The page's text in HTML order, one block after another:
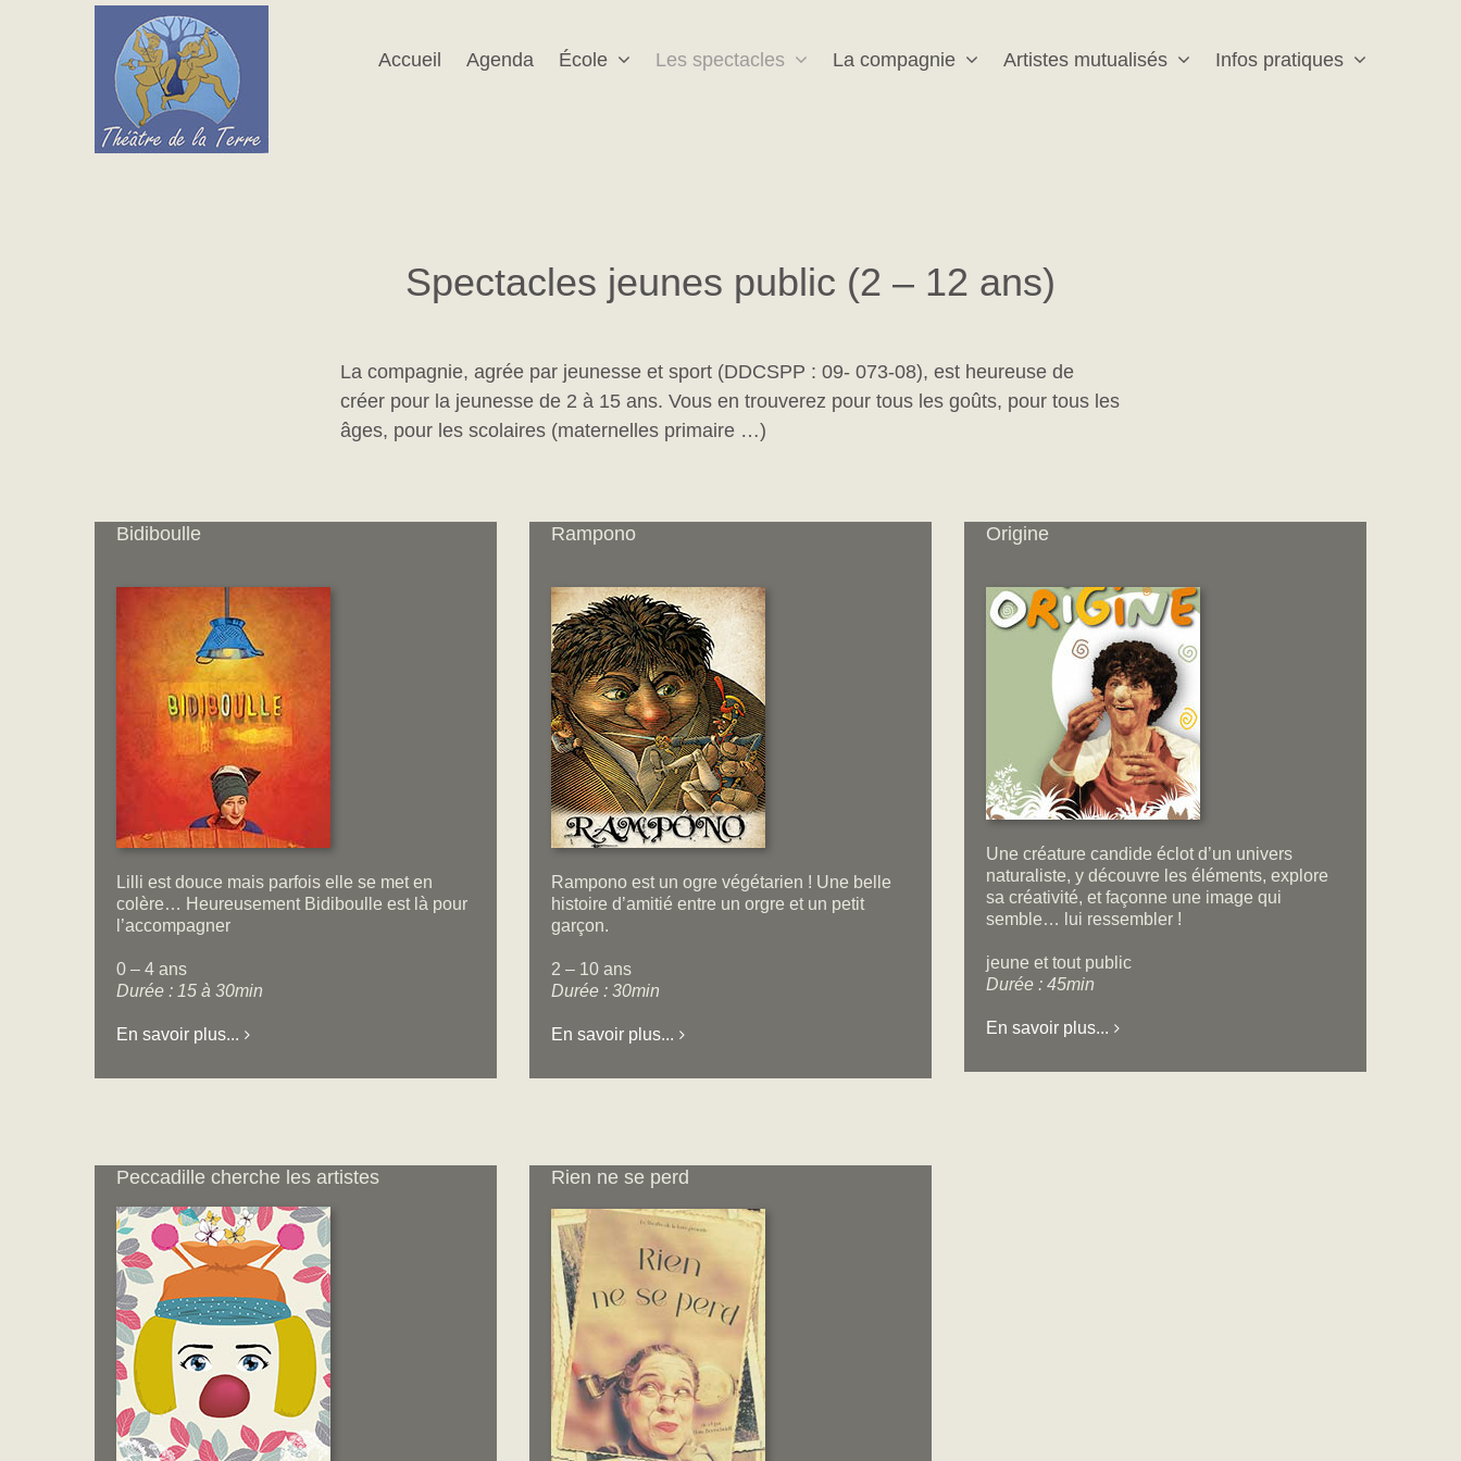
Accueil Agenda École Les spectacles La compagnie Artistes mutualisés Infos pratiques
Spectacles jeunes public (2 – 12 ans)
La compagnie, agrée par jeunesse et sport (DDCSPP : 09- 073-08), est heureuse de
créer pour la jeunesse de 2 à 15 ans. Vous en trouverez pour tous les goûts, pour tous les
âges, pour les scolaires (maternelles primaire …)
Bidiboulle
Lilli est douce mais parfois elle se met en
colère… Heureusement Bidiboulle est là pour
l’accompagner
0 – 4 ans
Durée : 15 à 30min
En savoir plus...
Rampono
Rampono est un ogre végétarien ! Une belle
histoire d’amitié entre un orgre et un petit
garçon.
2 – 10 ans
Durée : 30min
En savoir plus...
Origine
Une créature candide éclot d’un univers
naturaliste, y découvre les éléments, explore
sa créativité, et façonne une image qui
semble… lui ressembler !
jeune et tout public
Durée : 45min
En savoir plus...
Peccadille cherche les artistes Rien ne se perd